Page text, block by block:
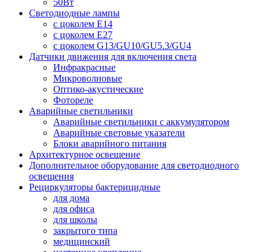
50Вт
Светодиодные лампы
с цоколем E14
с цоколем E27
с цоколем G13/GU10/GU5.3/GU4
Датчики движения для включения света
Инфракрасные
Микроволновые
Оптико-акустические
Фотореле
Аварийные светильники
Аварийные светильники с аккумулятором
Аварийные световые указатели
Блоки аварийного питания
Архитектурное освещение
Дополнительное оборудование для светодиодного
освещения
Рециркуляторы бактерицидные
для дома
для офиса
для школы
закрытого типа
медицинский